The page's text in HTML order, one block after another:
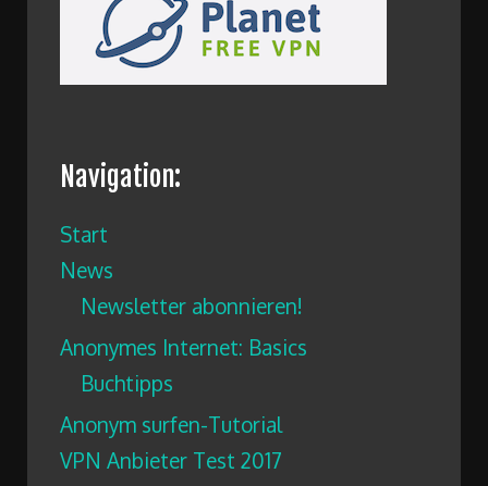
Navigation:
Start
News
Newsletter abonnieren!
Anonymes Internet: Basics
Buchtipps
Anonym surfen-Tutorial
VPN Anbieter Test 2017